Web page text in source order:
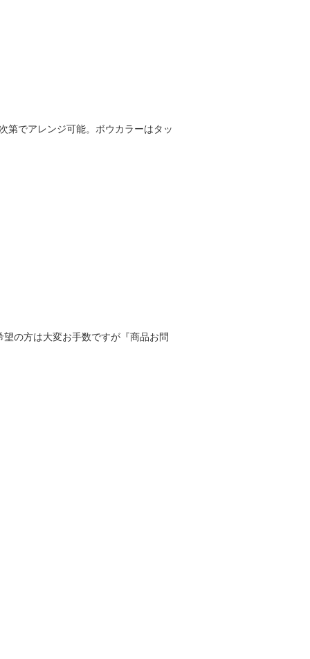
第でアレンジ可能。ボウカラーはタッ
の方は大変お手数ですが『商品お問